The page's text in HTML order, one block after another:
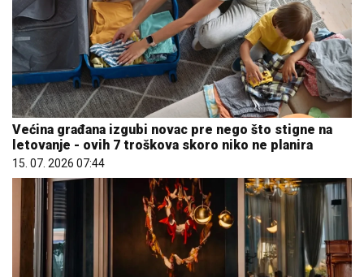
Većina građana izgubi novac pre nego što stigne na
letovanje - ovih 7 troškova skoro niko ne planira
15. 07. 2026 07:44